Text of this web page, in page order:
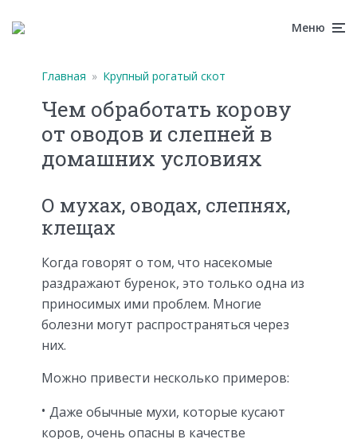
Меню
Главная » Крупный рогатый скот
Чем обработать корову
от оводов и слепней в
домашних условиях
О мухах, оводах, слепнях,
клещах
Когда говорят о том, что насекомые
раздражают буренок, это только одна из
приносимых ими проблем. Многие
болезни могут распространяться через
них.
Можно привести несколько примеров:
Даже обычные мухи, которые кусают
коров, очень опасны в качестве